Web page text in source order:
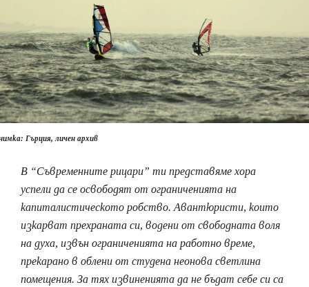
Гърция, личен архив
В “Съвременните рицари” ти представяме хора
успели да се освободят от ограниченията на
капиталистическото робство. Авантюристи, които
изкарват прехраната си, водени от свободната воля
на духа, извън ограниченията на работно време,
прекарано в облени от студена неонова светлина
помещения. За тях извиненията да не бъдат себе си са